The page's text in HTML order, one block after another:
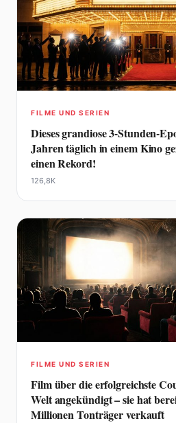
FILME UND SERIEN
Dieses grandiose 3-Stunden-
Jahren täglich in einem Kino
einen Rekord!
126,8K
FILME UND SERIEN
Film über die erfolgreichste
Welt angekündigt – sie hat
Millionen Tonträger verkauft